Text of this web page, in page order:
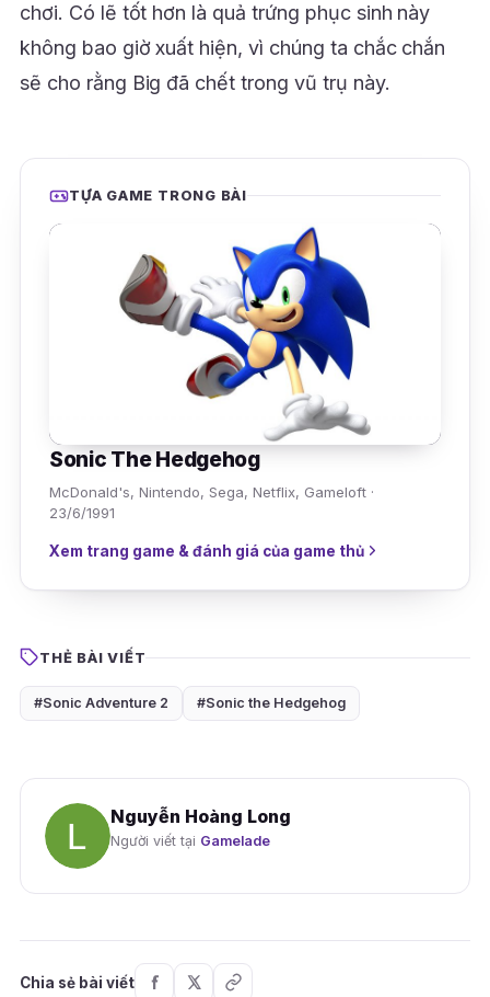
chơi. Có lẽ tốt hơn là quả trứng phục sinh này
không bao giờ xuất hiện, vì chúng ta chắc chắn
sẽ cho rằng Big đã chết trong vũ trụ này.
TỰA GAME TRONG BÀI
Sonic The Hedgehog
McDonald's, Nintendo, Sega, Netflix, Gameloft ·
23/6/1991
Xem trang game & đánh giá của game thủ
THẺ BÀI VIẾT
#Sonic Adventure 2 #Sonic the Hedgehog
Nguyễn Hoàng Long
Người viết tại Gamelade
Chia sẻ bài viết